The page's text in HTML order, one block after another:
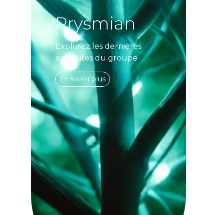
Prysmian
Explorez les dernières
actualités du groupe
En savoir plus